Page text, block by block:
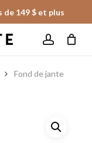
149 $ et plus
Fermer
le
panier
Fond de jante